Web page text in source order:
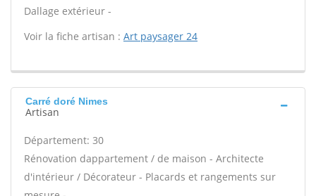
Dallage extérieur -
Voir la fiche artisan : Art paysager 24
Carré doré Nimes
Artisan
Département: 30
Rénovation dappartement / de maison - Architecte
d'intérieur / Décorateur - Placards et rangements sur